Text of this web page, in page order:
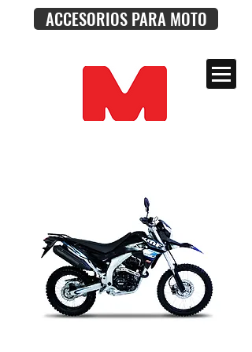
ACCESORIOS PARA MOTO